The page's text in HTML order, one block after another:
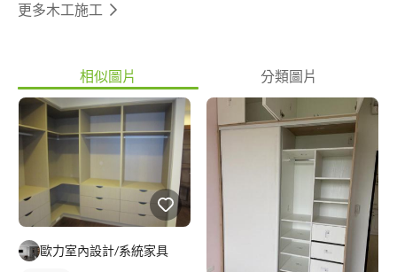
更多木工施工
相似圖片 分類圖片
歐力室內設計/系統家具